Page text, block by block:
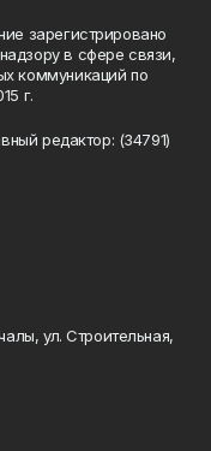
зарегистрировано
в сфере связи,
коммуникаций по
г.
редактор: (34791)
ул. Строительная,